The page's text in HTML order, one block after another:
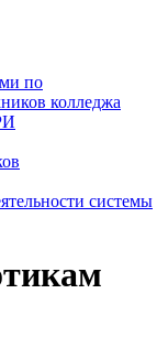
по
колледжа
системы